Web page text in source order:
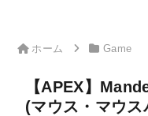
ホーム Game
【APEX】
(マウス・マウ